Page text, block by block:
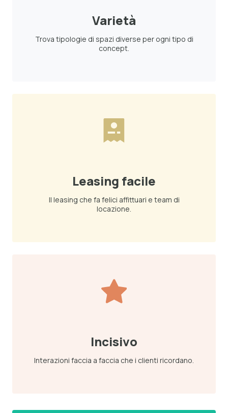
Varietà
Trova tipologie di spazi diverse per ogni tipo di
concept.
Leasing facile
Il leasing che fa felici affittuari e team di
locazione.
Incisivo
Interazioni faccia a faccia che i clienti ricordano.